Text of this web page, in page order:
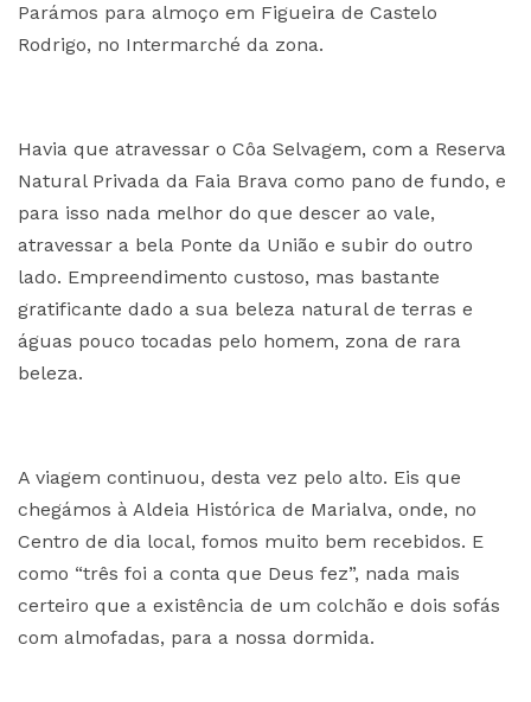
Parámos para almoço em Figueira de Castelo
Rodrigo, no Intermarché da zona.
Havia que atravessar o Côa Selvagem, com a Reserva
Natural Privada da Faia Brava como pano de fundo, e
para isso nada melhor do que descer ao vale,
atravessar a bela Ponte da União e subir do outro
lado. Empreendimento custoso, mas bastante
gratificante dado a sua beleza natural de terras e
águas pouco tocadas pelo homem, zona de rara
beleza.
A viagem continuou, desta vez pelo alto. Eis que
chegámos à Aldeia Histórica de Marialva, onde, no
Centro de dia local, fomos muito bem recebidos. E
como “três foi a conta que Deus fez”, nada mais
certeiro que a existência de um colchão e dois sofás
com almofadas, para a nossa dormida.